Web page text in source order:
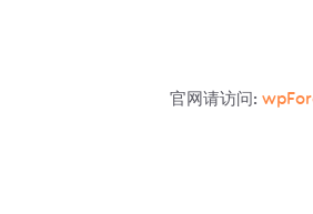
官网请访问: